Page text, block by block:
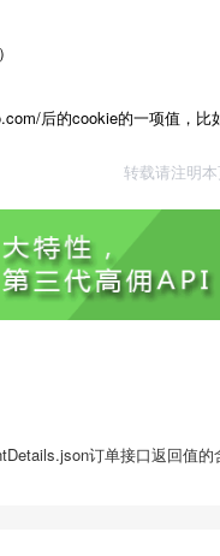
后的cookie的一项值，比
转载请注明本
订单接口返回值的